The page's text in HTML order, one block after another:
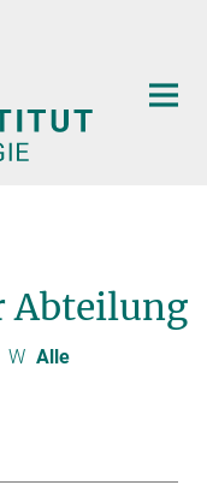
Abteilung
W Alle